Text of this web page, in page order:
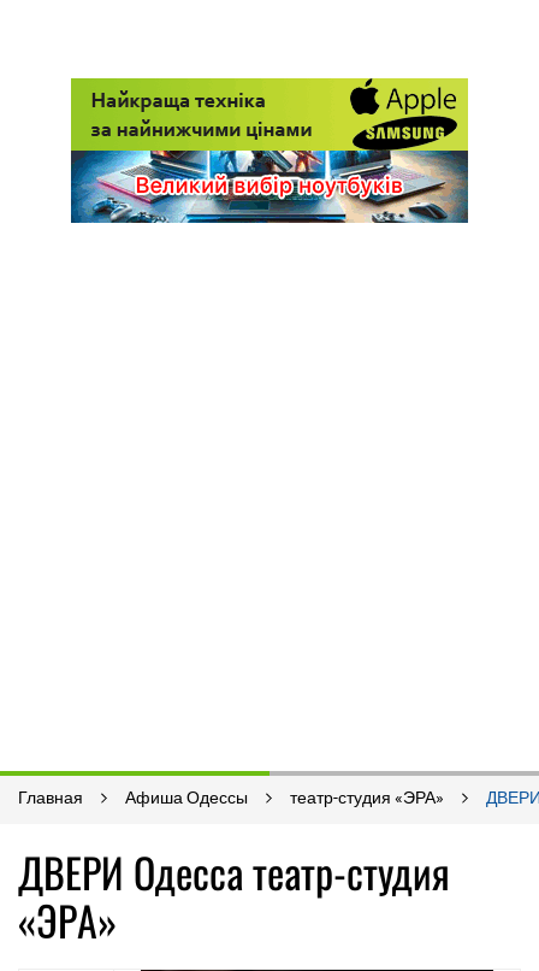
Главная Афиша Одессы театр-студия «ЭРА»
ДВЕРИ Одесса театр-студия
«ЭРА»